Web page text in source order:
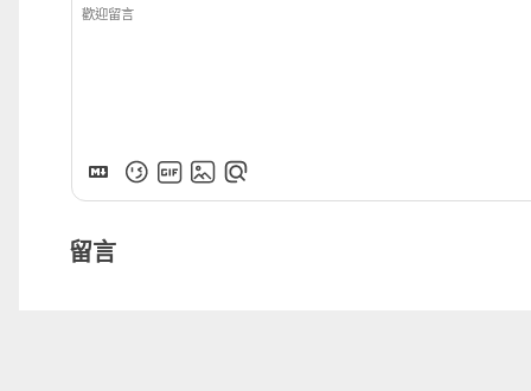
留言